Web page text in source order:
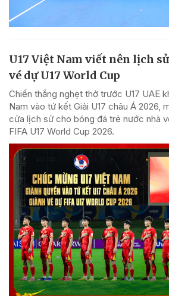
U17 Việt Nam viết nên lịch
vé dự U17 World Cup
Chiến thắng nghẹt thở trước U17 UAE
Nam vào tứ kết Giải U17 châu Á 2026,
cửa lịch sử cho bóng đá trẻ nước nhà
FIFA U17 World Cup 2026.